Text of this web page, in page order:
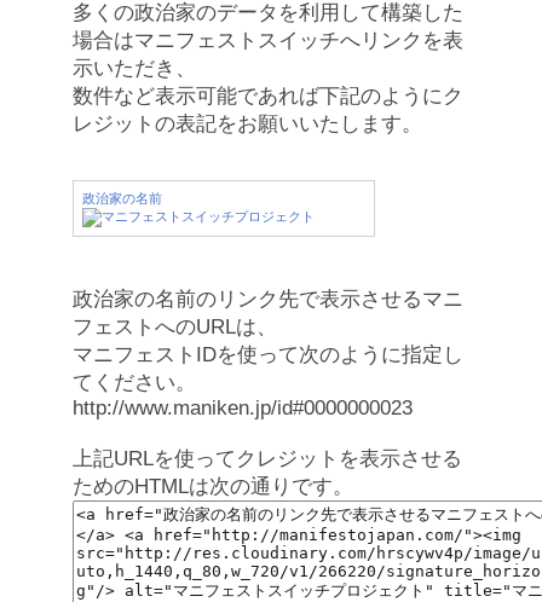
多くの政治家のデータを利用して構築した
場合はマニフェストスイッチへリンクを表
示いただき、
数件など表示可能であれば下記のようにク
レジットの表記をお願いいたします。
政治家の名前
政治家の名前のリンク先で表示させるマニ
フェストへのURLは、
マニフェストIDを使って次のように指定し
てください。
http://www.maniken.jp/id#0000000023
上記URLを使ってクレジットを表示させる
ためのHTMLは次の通りです。